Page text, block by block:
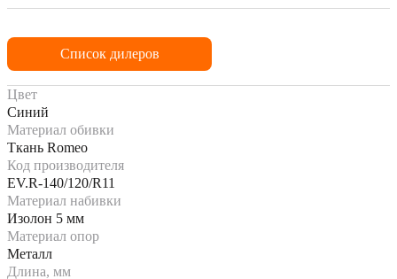
Список дилеров
Цвет
Синий
Материал обивки
Ткань Romeo
Код производителя
EV.R-140/120/R11
Материал набивки
Изолон 5 мм
Материал опор
Металл
Длина, мм